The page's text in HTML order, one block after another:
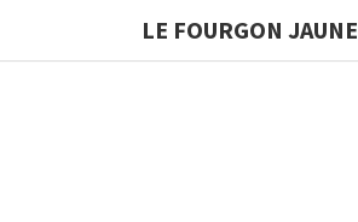
LE FOURGON JAUNE